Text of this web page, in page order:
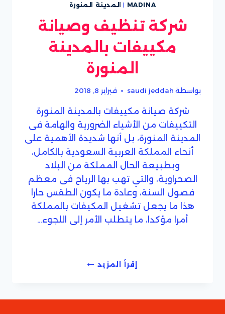
MADINA
| المدينة المنورة
شركة تنظيف وصيانة
مكييفات بالمدينة
المنورة
بواسطة saudi jeddah فبراير 8, 2018
شركة صيانة مكييفات بالمدينة المنورة
التكييفات من الأشياء الضرورية والهامة فى
المدينة المنورة، بل أنها شديدة الأهمية على
أنحاء المملكة العربية السعودية بالكامل،
وبطبيعة الحال المملكة من البلاد
الصحراوية، والتي تهب بها الرياح فى معظم
فصول السنة، وعادة ما يكون الطقس حارا
هذا ما يجعل تشغيل المكيفات بالمملكة
أمرا مؤكدا، ما يتطلب الأمر إلى اللجوء…
إقرأ المزيدشركة